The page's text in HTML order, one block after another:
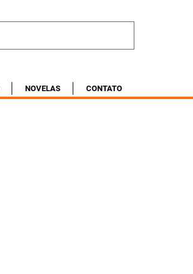
NOVELAS CONTATO